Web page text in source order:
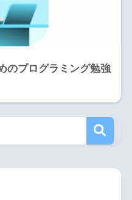
のプログラミング勉強